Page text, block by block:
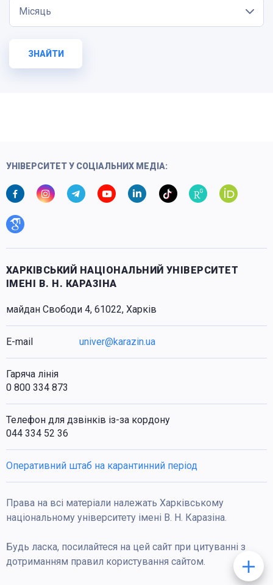
Місяць
ЗНАЙТИ
УНІВЕРСИТЕТ У СОЦІАЛЬНИХ МЕДІА:
ХАРКІВСЬКИЙ НАЦІОНАЛЬНИЙ УНІВЕРСИТЕТ
ІМЕНІ В. Н. КАРАЗІНА
майдан Свободи 4, 61022, Харків
E-mail univer@karazin.ua
Гаряча лінія
0 800 334 873
Телефон для дзвінків із-за кордону
044 334 52 36
Оперативний штаб на карантинний період
Права на всі матеріали належать Харківському
національному університету імені В. Н. Каразіна.
Будь ласка, посилайтеся на цей сайт при цитуванні з
дотриманням правил користування сайтом.